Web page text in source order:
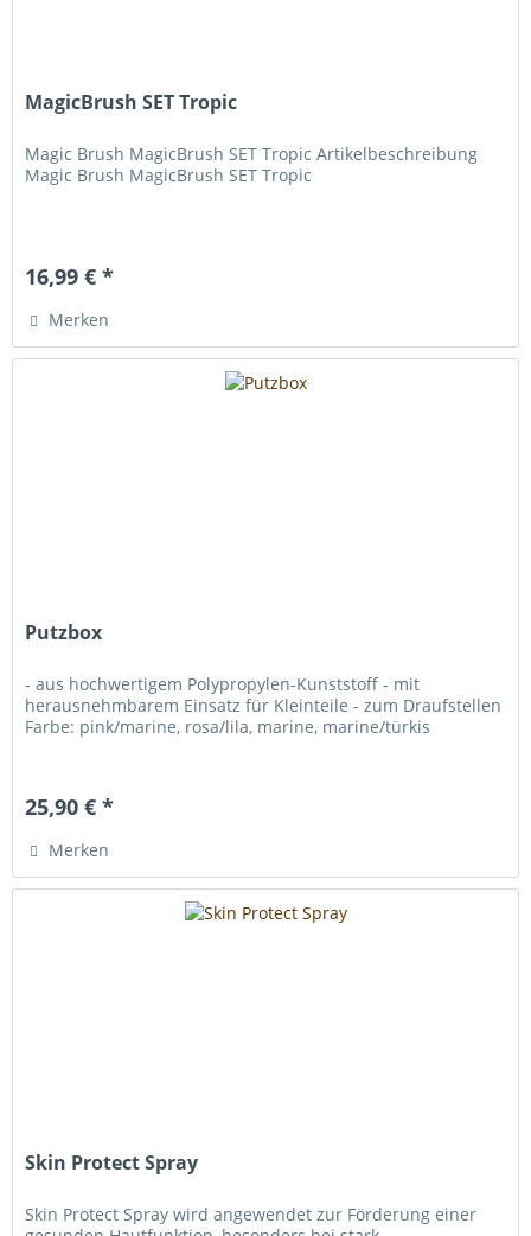
MagicBrush SET Tropic
Magic Brush MagicBrush SET Tropic Artikelbeschreibung
Magic Brush MagicBrush SET Tropic
16,99 € *
Merken
Putzbox
- aus hochwertigem Polypropylen-Kunststoff - mit
herausnehmbarem Einsatz für Kleinteile - zum Draufstellen
Farbe: pink/marine, rosa/lila, marine, marine/türkis
25,90 € *
Merken
Skin Protect Spray
Skin Protect Spray wird angewendet zur Förderung einer